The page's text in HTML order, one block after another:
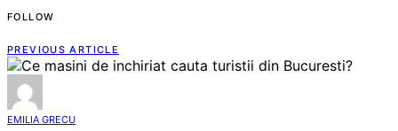
FOLLOW
PREVIOUS ARTICLE
EMILIA GRECU